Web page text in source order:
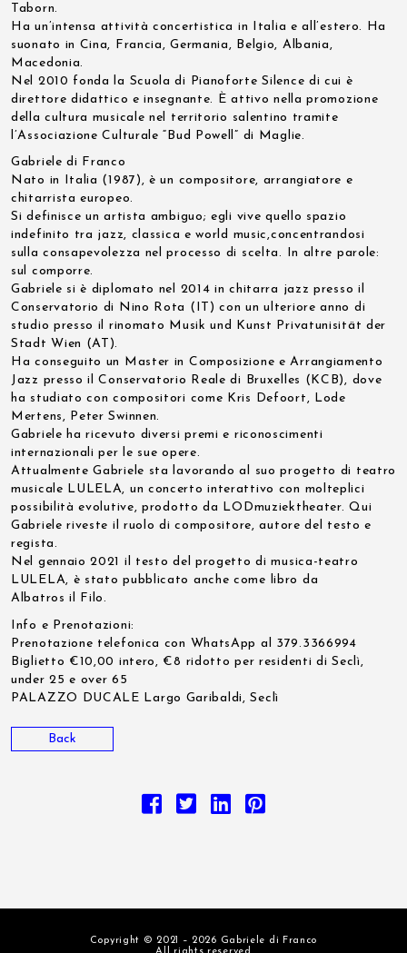
Taborn.
Ha un’intensa attività concertistica in Italia e all’estero. Ha
suonato in Cina, Francia, Germania, Belgio, Albania,
Macedonia.
Nel 2010 fonda la Scuola di Pianoforte Silence di cui è
direttore didattico e insegnante. È attivo nella promozione
della cultura musicale nel territorio salentino tramite
l’Associazione Culturale “Bud Powell” di Maglie.
Gabriele di Franco
Nato in Italia (1987), è un compositore, arrangiatore e
chitarrista europeo.
Si definisce un artista ambiguo; egli vive quello spazio
indefinito tra jazz, classica e world music,concentrandosi
sulla consapevolezza nel processo di scelta. In altre parole:
sul comporre.
Gabriele si è diplomato nel 2014 in chitarra jazz presso il
Conservatorio di Nino Rota (IT) con un ulteriore anno di
studio presso il rinomato Musik und Kunst Privatunisität der
Stadt Wien (AT).
Ha conseguito un Master in Composizione e Arrangiamento
Jazz presso il Conservatorio Reale di Bruxelles (KCB), dove
ha studiato con compositori come Kris Defoort, Lode
Mertens, Peter Swinnen.
Gabriele ha ricevuto diversi premi e riconoscimenti
internazionali per le sue opere.
Attualmente Gabriele sta lavorando al suo progetto di teatro
musicale LULELA, un concerto interattivo con molteplici
possibilità evolutive, prodotto da LODmuziektheater. Qui
Gabriele riveste il ruolo di compositore, autore del testo e
regista.
Nel gennaio 2021 il testo del progetto di musica-teatro
LULELA, è stato pubblicato anche come libro da
Albatros il Filo.
Info e Prenotazioni:
Prenotazione telefonica con WhatsApp al 379.3366994
Biglietto €10,00 intero, €8 ridotto per residenti di Seclì,
under 25 e over 65
PALAZZO DUCALE Largo Garibaldi, Seclì
Back
Copyright © 2021 – 2026 Gabriele di Franco